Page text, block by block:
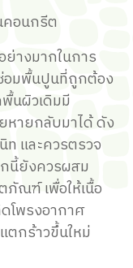
อนกรีต
ย่างมากในการ
อมพื้นปูนที่ถูกต้อง
ผิวเดิมมี
หายกลับมาได้ ดัง
และควรตรวจ
นี้ยังควรผสม
ณฑ์ เพื่อให้เนื้อ
โพรงอากาศ
ตกร้าวขึ้นใหม่